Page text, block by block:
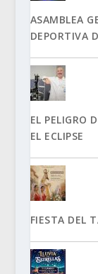
ASAMBLEA
DEPORTIVA
EL PELIGRO
EL ECLIPSE
FIESTA DEL